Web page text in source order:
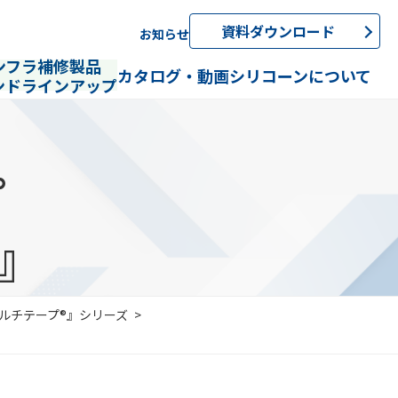
お知らせ 資料ダウンロード
フラ補修製品
ドラインアップカタログ・動画シリコーンについて
チテープ®』シリーズ